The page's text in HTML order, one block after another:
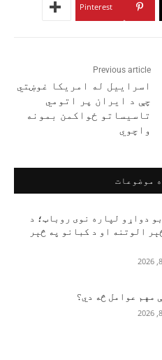
Pinterest
Previous article
اسراییل له امریکا غوښتي
چې د ایران پر اتومي
تاسیساتو ځواکمن بمونه
واچوي
موضوعات
دواړو لپاره نوی روباټ؛ د
الوتنه او د کبانو په څېر
مهم عوامل څه دي؟